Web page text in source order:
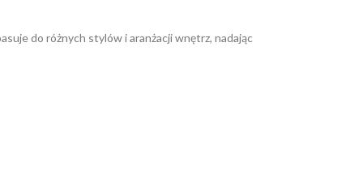
do różnych stylów i aranżacji wnętrz, nadając